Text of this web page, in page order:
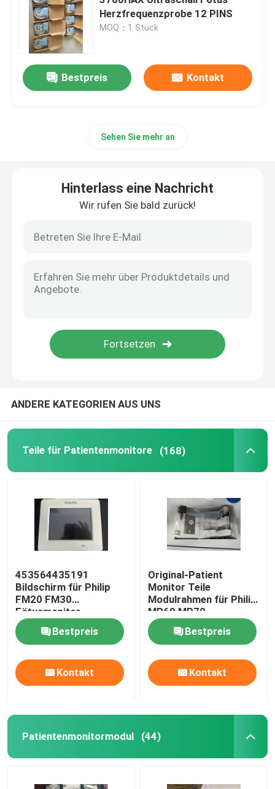
Patientenmonitor-Zusätze
Teile von Defibrillatoren
Batterien für medizinische Geräte
Verwendete Patientenmonitore
Herzfrequenzprobe 12 PINS
MOQ：1 Stück
Bestpreis Kontakt
Sehen Sie mehr an
Hinterlass eine Nachricht
Wir rufen Sie bald zurück!
ANDERE KATEGORIEN AUS UNS
Teile für Patientenmonitore (168)
453564435191
Bildschirm für Philip
FM20 FM30
Fötusmonitor
Bestpreis
Kontakt
Original-Patient
Monitor Teile
Modulrahmen für Philip
MP60 MP70
Bestpreis
Kontakt
Patientenmonitormodul (44)